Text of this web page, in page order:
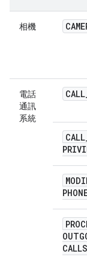
相機
電話
通訊
系統
CALL
CALL
CALLS